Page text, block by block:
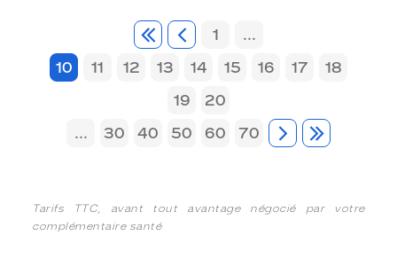
1
...
10
11 12 13 14 15 16 17
18
19
20
...
30 40 50 60 70
Tarifs TTC, avant tout avantage négocié par votre
complémentaire santé